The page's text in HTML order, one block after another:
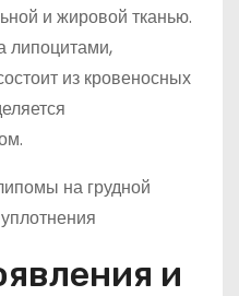
и жировой тканью.
липоцитами,
из кровеносных
и